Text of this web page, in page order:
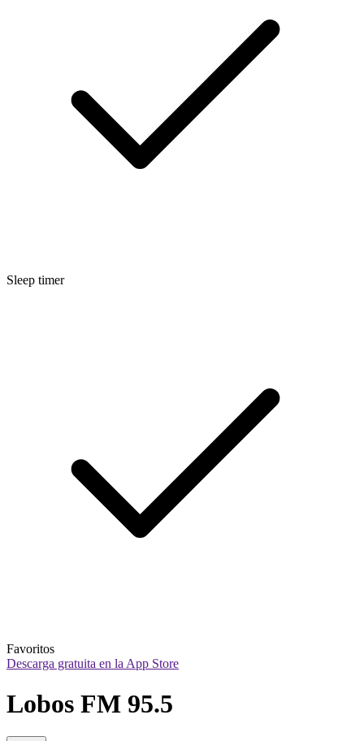
Sleep timer
Favoritos
Descarga gratuita en la App Store
Lobos FM 95.5